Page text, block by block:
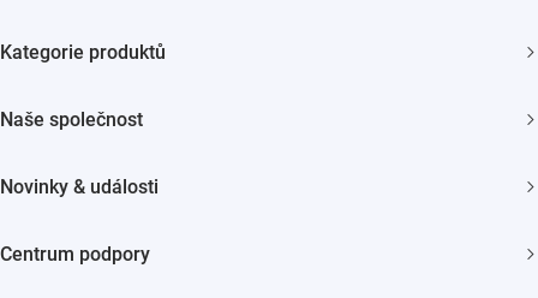
Kategorie produktů
Naše společnost
EZVIZ Green
Novinky & události
Centrum podpory